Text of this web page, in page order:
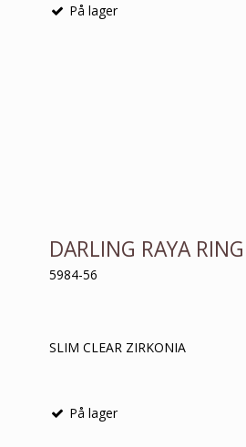
På lager
DARLING RAYA
5984-56
SLIM CLEAR ZIRKONIA
På lager